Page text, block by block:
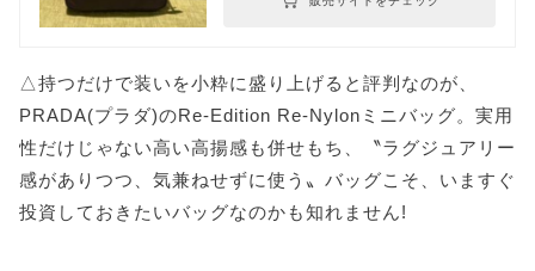
△持つだけで装いを小粋に盛り上げると評判なのが、
PRADA(プラダ)のRe-Edition Re-Nylonミニバッグ。実用
性だけじゃない高い高揚感も併せもち、〝ラグジュアリー
感がありつつ、気兼ねせずに使う〟バッグこそ、いますぐ
投資しておきたいバッグなのかも知れません!